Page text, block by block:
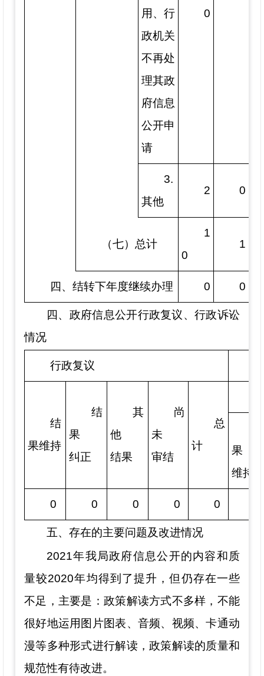
用、行
政机关
不再处
理其政
府信息
公开申
请
0
3.
其他
2 0
（七）总计
1
0
1
四、结转下年度继续办理 0 0
四、 政府信息公开行政复议、行政诉讼
情况
行政复议
结
果维持
结
果
纠正
其
他
结果
尚
未
审结
总
计
果
维持
0 0 0 0 0
五、存在的主要问题及改进情况
2021年我局政府信息公开的内容和质
量较2020年均得到了提升，但仍存在一些
不足，主要是： 政策解读方式不多样， 不能
很好地运用图片图表、音频、视频、卡通动
漫等多种形式进行解读，政策解读的质量和
规范性有待改进。